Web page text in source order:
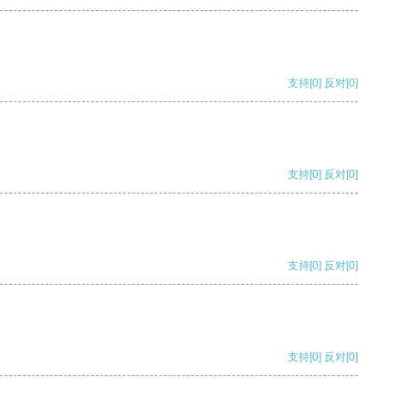
支持[0] 反对[0]
支持[0] 反对[0]
支持[0] 反对[0]
支持[0] 反对[0]